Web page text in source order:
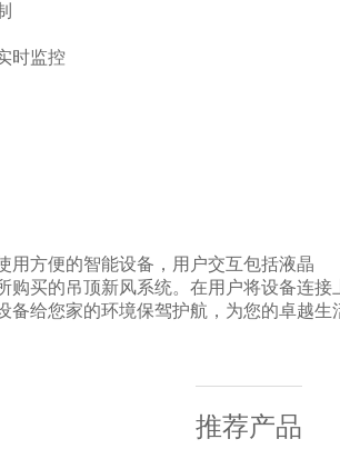
时监控
用方便的智能设备，用户交互包括液晶
购买的吊顶新风系统。在用户将设备连
给您家的环境保驾护航，为您的卓越生
推荐产品